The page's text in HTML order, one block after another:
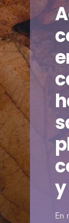
En